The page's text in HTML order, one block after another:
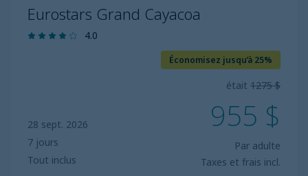
Eurostars Grand Cayacoa
4.0
28 sept. 2026
7 jours
Tout inclus
Économisez jusqu’à 25%
était 1275 $
955 $
Par adulte
Taxes et frais incl.